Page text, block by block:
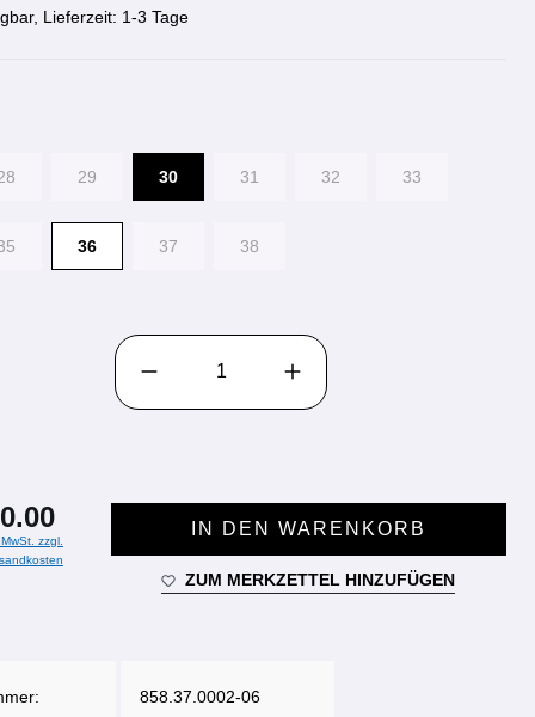
Lieferzeit: 1-3 Tage
29 30 31 32 33
36 37 38
PRODUKT ANZAHL: GIB DEN GEWÜNSCHTEN
zzgl.
IN DEN WARENKORB
ZUM MERKZETTEL HINZUFÜGEN
858.37.0002-06